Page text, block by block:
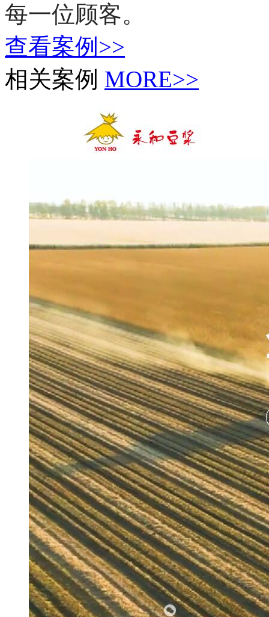
每一位顾客。
查看案例>>
相关案例 MORE>>